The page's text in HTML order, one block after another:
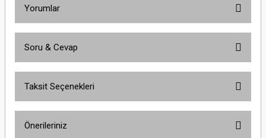
Yorumlar
Soru & Cevap
Taksit Seçenekleri
Önerileriniz